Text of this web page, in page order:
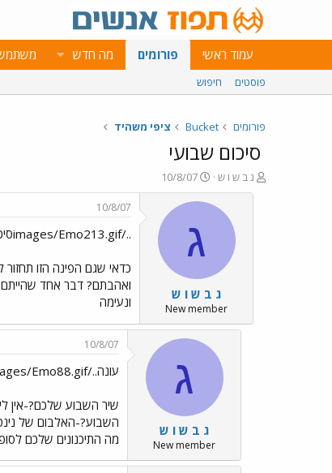
עמוד ראשי פורומים מה חדש
פוסטים חיפוש
פורומים Bucket ציפי משהיד
סיכום שבועי
פ
ו
ג ב ש ו ש
פ
ו
ר
ם
ב
א
ר
י
ך
10/8/07
ג
ג ב ש ו ש
New member
10/8/07
../images/Emo213.gifסיכום שבועי../images/Emo213.gif../images/Emo88.gif
כדאי שגם הפינה הזו תחזור
ואהבתם? דבר אחד שהייתם
ונעימה
ג
ג ב ש ו ש
New member
10/8/07
עונה../images/Emo13.gif../images/Emo88.gif
שיר השבוע שלכם?-אין
השבוע?-האלבום של
מה התיכנונים שלכם